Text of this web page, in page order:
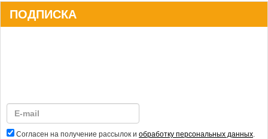
ПОДПИСКА
Согласен на получение рассылок и обработку персональных данных